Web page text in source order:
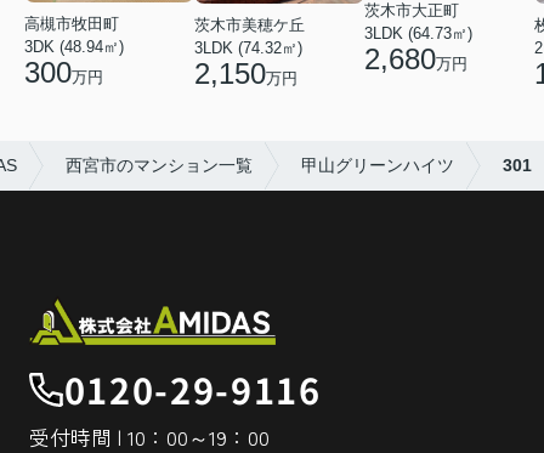
高槻市牧田町
3DK (48.94㎡)
300万円
茨木市美穂ケ丘
3LDK (74.32㎡)
2,150万円
茨木市大正町
3LDK (64.73㎡)
2,680万円
西宮市のマンション一覧 甲山グリーンハイツ 301
0120-29-9116
受付時間 | 10：00～19：00